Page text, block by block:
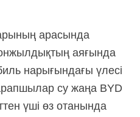
арасында
аяғында
нарығындағы үлесі
су жаңа BYD
үші өз отанында